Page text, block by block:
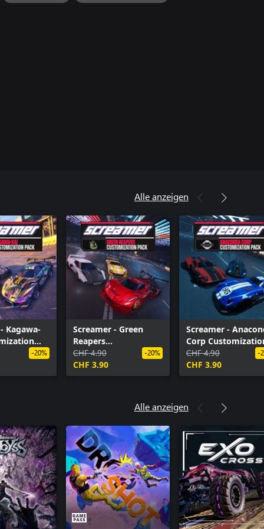
Alle anzeigen
Kagawa-
-20%
Screamer - Green
Reapers
Customization Pack
CHF 4.90
CHF 3.90
-20%
Screamer -
Corp
Pack
CHF 4.90
CHF 3.90
-
Alle anzeigen